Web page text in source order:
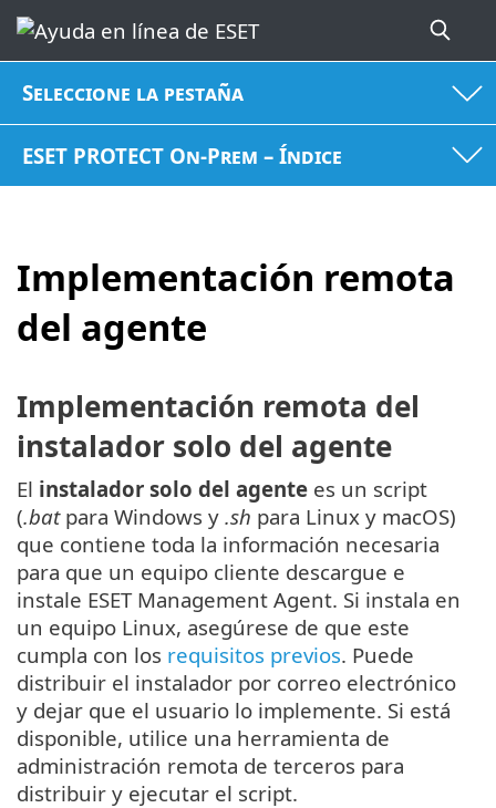
Seleccione la pestaña
ESET PROTECT On-Prem – Índice
Implementación remota
del agente
Implementación remota del
instalador solo del agente
El instalador solo del agente es un script
(.batpara Windows y .sh para Linux y macOS)
que contiene toda la información necesaria
para que un equipo cliente descargue e
instale ESET Management Agent. Si instala en
un equipo Linux, asegúrese de que este
cumpla con los requisitos previos. Puede
distribuir el instalador por correo electrónico
y dejar que el usuario lo implemente. Si está
disponible, utilice una herramienta de
administración remota de terceros para
distribuir y ejecutar el script.